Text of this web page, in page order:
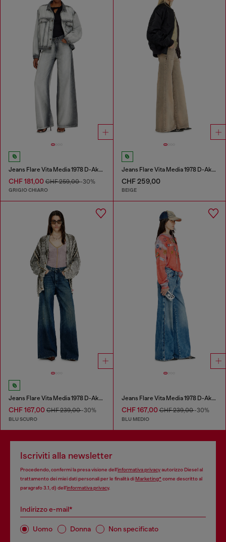
Jeans Flare Vita Media 1978 D-Akemi
CHF 181,00 CHF 259,00-30%
GRIGIO CHIARO
Jeans Flare Vita Media 1978 D-Akemi
CHF 259,00
BEIGE
Jeans Flare Vita Media 1978 D-Akemi
CHF 167,00 CHF 239,00-30%
BLU SCURO
Jeans Flare Vita Media 1978 D-Akemi
CHF 167,00CHF 239,00-30%
BLU MEDIO
Iscriviti alla newsletter
Procedendo, confermi la presa visione dell’informativa privacyautorizzo Diesel al
trattamento dei miei dati personali per le finalità diMarketing*come descritto al
paragrafo 3.1, d) dell’informativa privacy.
Indirizzo e-mail*
Uomo Donna Non specificato